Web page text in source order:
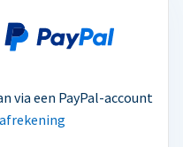
via een PayPal-account